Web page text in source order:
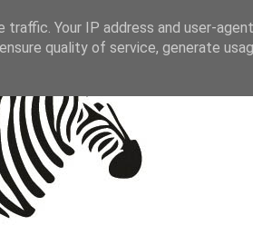
Your IP address and user-agent
quality of service, generate